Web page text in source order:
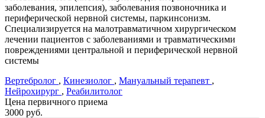
заболевания, эпилепсия), заболевания позвоночника и
периферической нервной системы, паркинсонизм.
Специализируется на малотравматичном хирургическом
лечении пациентов с заболеваниями и травматическими
повреждениями центральной и периферической нервной
системы
Вертебролог , Кинезиолог , Мануальный терапевт ,
Нейрохирург , Реабилитолог
Цена первичного приема
3000 руб.